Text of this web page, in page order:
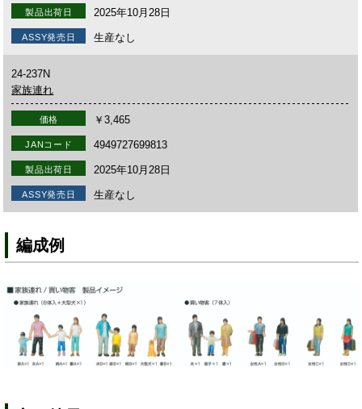
製品出荷日 2025年10月28日
ASSY発売日 生産なし
24-237N
家族連れ
価格 ￥3,465
JANコード 4949727699813
製品出荷日 2025年10月28日
ASSY発売日 生産なし
編成例